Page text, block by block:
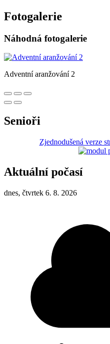
Fotogalerie
Náhodná fotogalerie
Adventní aranžování 2
Senioři
Zjednodušená verze
Aktuální počasí
dnes, čtvrtek 6. 8. 2026